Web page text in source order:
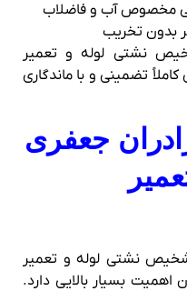
مخصوص آب و فاضلاب
بدون تخریب
نشتی لوله و تعمیر
تضمینی و با ماندگاری
جعفری
نشتی لوله و تعمیر
اهمیت بسیار بالایی دارد.